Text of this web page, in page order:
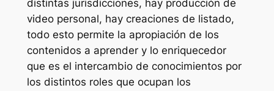
distintas jurisdicciones, hay producción de
video personal, hay creaciones de listado,
todo esto permite la apropiación de los
contenidos a aprender y lo enriquecedor
que es el intercambio de conocimientos por
los distintos roles que ocupan los